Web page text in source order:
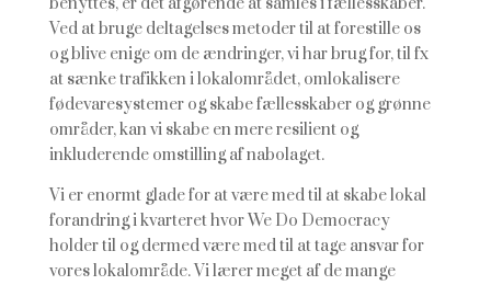
Ved at bruge deltagelses metoder til at forestille os
og blive enige om de ændringer, vi har brug for, til fx
at sænke trafikken i lokalområdet, omlokalisere
fødevaresystemer og skabe fællesskaber og grønne
områder, kan vi skabe en mere resilient og
inkluderende omstilling af nabolaget.
Vi er enormt glade for at være med til at skabe lokal
forandring i kvarteret hvor We Do Democracy
holder til og dermed være med til at tage ansvar for
vores lokalområde. Vi lærer meget af de mange